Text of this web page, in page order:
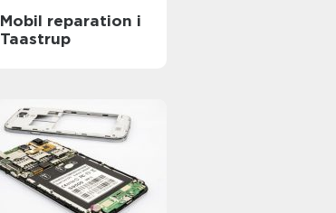
Mobil reparation i
Taastrup